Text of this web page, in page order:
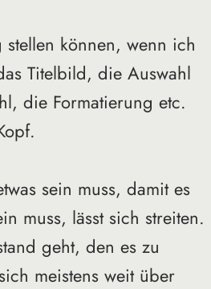
können, wenn ich
Titelbild, die Auswahl
die Formatierung etc.
sein muss, damit es
muss, lässt sich streiten.
geht, den es zu
meistens weit über